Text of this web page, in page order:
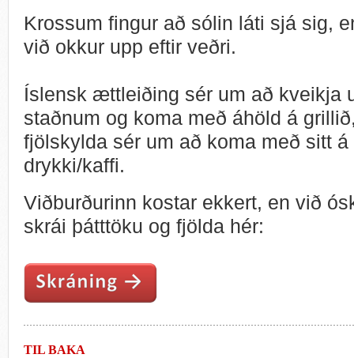
Krossum fingur að sólin láti sjá sig,
við okkur upp eftir veðri.
Íslensk ættleiðing sér um að kveikja
staðnum og koma með áhöld á
fjölskylda sér um að koma með sitt
drykki/kaffi.
Viðburðurinn kostar ekkert, en við
skrái þátttöku og fjölda hér:
TIL BAKA